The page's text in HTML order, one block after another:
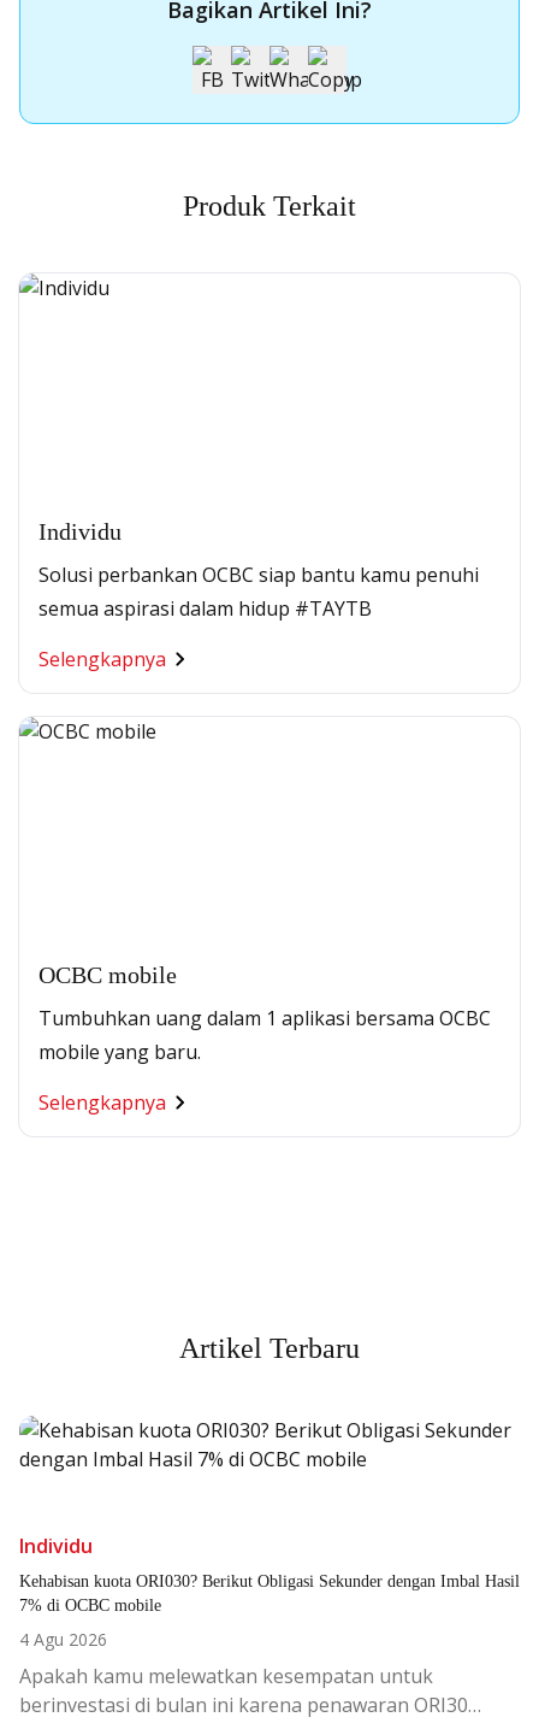
Bagikan Artikel Ini?
Produk Terkait
Individu
Solusi perbankan OCBC siap bantu kamu penuhi
semua aspirasi dalam hidup #TAYTB
Selengkapnya
OCBC mobile
Tumbuhkan uang dalam 1 aplikasi bersama OCBC
mobile yang baru.
Selengkapnya
Segala Kemudahan Ada
di Satu Genggaman
Artikel Terbaru
Individu
Kehabisan kuota ORI030? Berikut Obligasi Sekunder dengan Imbal Hasil
7% di OCBC mobile
4 Agu 2026
Apakah kamu melewatkan kesempatan untuk
berinvestasi di bulan ini karena penawaran ORI30